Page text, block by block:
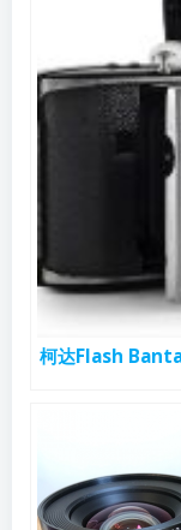
柯达Flash